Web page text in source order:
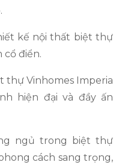
kế nội thất biệt thự
cổ điển.
thự Vinhomes Imperia
hiện đại và đầy ấn
ngủ trong biệt thự
cách sang trọng,